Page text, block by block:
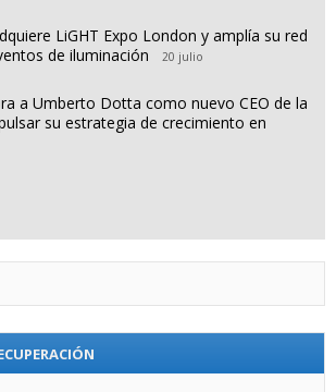
LiGHT Expo London y amplía su red
de iluminación
20 julio
a Umberto Dotta como nuevo CEO de la
su estrategia de crecimiento en